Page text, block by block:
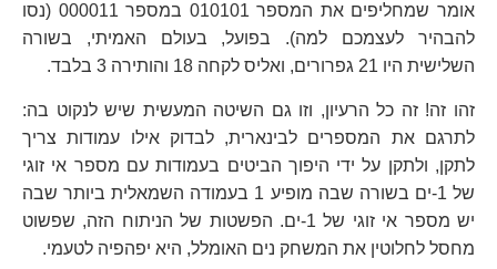
אומר שמחליפים את המספר 010101 במספר 000011 (נסו
להבהיר לעצמכם למה). בפועל, בעולם האמיתי, בשורה
השלישית היו 21 גפרורים, ואליס לקחה 18 והותירה 3 בלבד.
זהו זה! זה כל הרעיון, וזו גם השיטה המעשית שיש לנקוט בה:
לתרגם את המספרים לבינארית, לבדוק אילו עמודות צריך
לתקן, ולתקן על ידי היפוך הביטים בעמודות עם מספר אי זוגי
של 1-ים בשורה שבה מופיע 1 בעמודה השמאלית ביותר שבה
יש מספר אי זוגי של 1-ים. הפשטות של הניתוח הזה, שפשוט
מחסל לחלוטין את המשחק נים האומלל, היא יפהפיה לטעמי.